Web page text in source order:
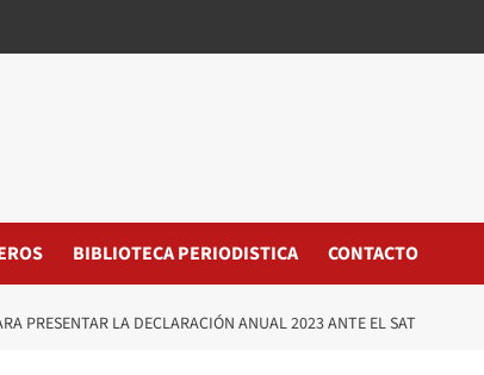
BIBLIOTECA PERIODISTICA CONTACTO
PRESENTAR LA DECLARACIÓN ANUAL 2023 ANTE EL SAT